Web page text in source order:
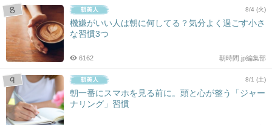
8/4 (火)
機嫌がいい人は朝に何してる？気分よく過ごす小さ
な習慣3つ
朝時間.jp編集部
6162
8/1 (土)
朝一番にスマホを見る前に。頭と心が整う「ジャー
ナリング」習慣